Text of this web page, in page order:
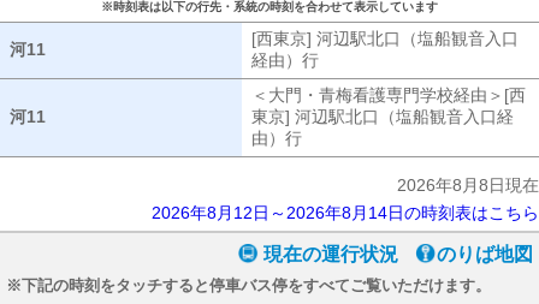
※時刻表は以下の行先・系統の時刻を合わせて表示しています
河11
[西東京] 河辺駅北口（塩船観音入口
経由）行
河11
＜大門・青梅看護専門学校経由＞[西
東京] 河辺駅北口（塩船観音入口経
由）行
2026年8月8日現在
2026年8月12日～2026年8月14日の時刻表はこちら
現在の運行状況 のりば地図
※下記の時刻をタッチすると停車バス停をすべてご覧いただけます。